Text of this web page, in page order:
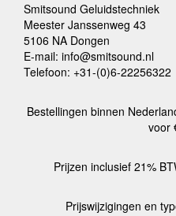
Smitsound Geluidstechniek
Meester Janssenweg 43
5106 NA Dongen
E-mail: info@smitsound.nl
Telefoon: +31-(0)6-22256322
Bestellingen binnen
voor
Prijzen inclusief 21%
Prijswijzigingen en